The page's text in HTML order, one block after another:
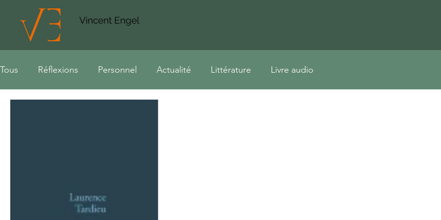
Vincent Engel
Tous Réflexions Personnel Actualité Littérature Livre audio